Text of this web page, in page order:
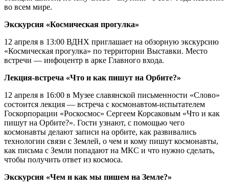
во всем мире.
Экскурсия «Космическая прогулка»
12 апреля в 13:00 ВДНХ приглашает на обзорную экскурсию
«Космическая прогулка» по территории Выставки. Место
встречи — инфоцентр в арке Главного входа.
Лекция-встреча «Что и как пишут на Орбите?»
12 апреля в 16:00 в Музее славянской письменности «Слово»
состоится лекция — встреча с космонавтом-испытателем
Госкорпорации «Роскосмос» Сергеем Корсаковым «Что и как
пишут на Орбите?». Гости узнают, с помощью чего
космонавты делают записи на орбите, как развивались
технологии связи с Землей, о чем и кому пишут космонавты,
как письма с Земли попадают на МКС и что нужно сделать,
чтобы получить ответ из космоса.
Экскурсия «Чем и как мы пишем на Земле?»